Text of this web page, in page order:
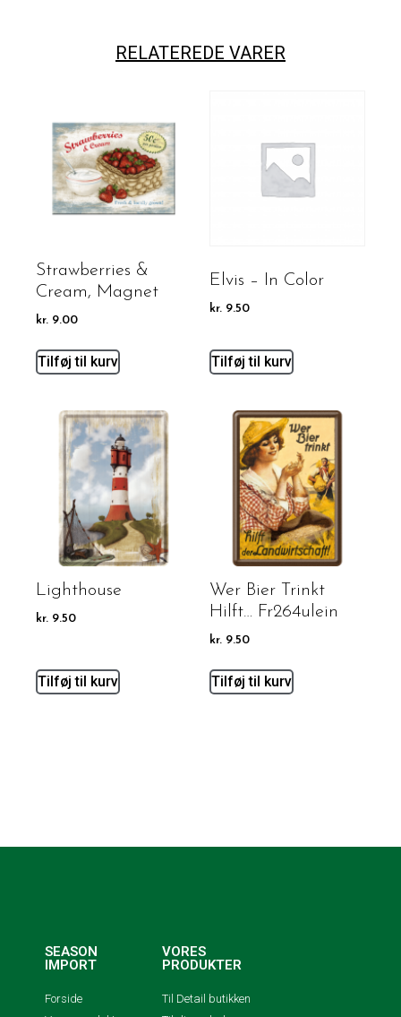
RELATEREDE VARER
Strawberries &
Cream, Magnet
kr. 9.00
Tilføj til kurv
Elvis – In Color
kr. 9.50
Tilføj til kurv
Lighthouse
kr. 9.50
Tilføj til kurv
Wer Bier Trinkt
Hilft… Fr264ulein
kr. 9.50
Tilføj til kurv
SEASON
IMPORT
Forside
VORES
PRODUKTER
Til Detail butikken